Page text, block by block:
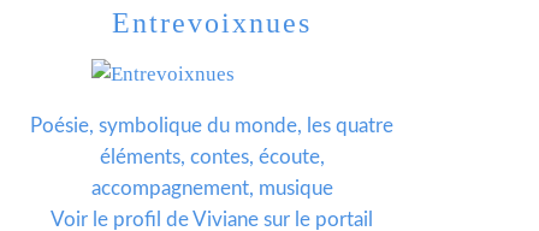
Entrevoixnues
Poésie, symbolique du monde, les quatre
éléments, contes, écoute,
accompagnement, musique
Voir le profil deViviane sur le portail